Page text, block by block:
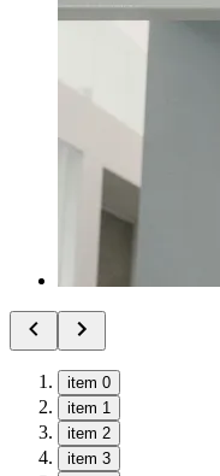
item 0
item 1
item 2
item 3